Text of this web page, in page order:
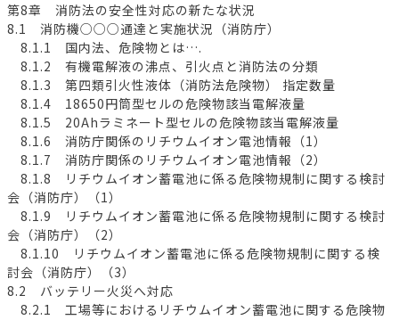
第8章 消防法の安全性対応の新たな状況
8.1 消防機○○○通達と実施状況（消防庁）
8.1.1 国内法、危険物とは….
8.1.2 有機電解液の沸点、引火点と消防法の分類
8.1.3 第四類引火性液体（消防法危険物） 指定数量
8.1.4 18650円筒型セルの危険物該当電解液量
8.1.5 20Ahラミネート型セルの危険物該当電解液量
8.1.6 消防庁関係のリチウムイオン電池情報（1）
8.1.7 消防庁関係のリチウムイオン電池情報（2）
8.1.8 リチウムイオン蓄電池に係る危険物規制に関する検討
会（消防庁）（1）
8.1.9 リチウムイオン蓄電池に係る危険物規制に関する検討
会（消防庁）（2）
8.1.10 リチウムイオン蓄電池に係る危険物規制に関する検
討会（消防庁）（3）
8.2 バッテリー火災へ対応
8.2.1 工場等におけるリチウムイオン蓄電池に関する危険物